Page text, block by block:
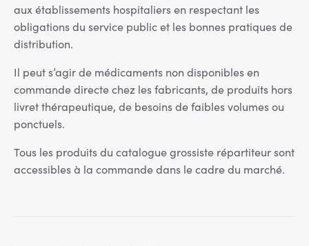
aux établissements hospitaliers en respectant les
obligations du service public et les bonnes pratiques de
distribution.
Il peut s’agir de médicaments non disponibles en
commande directe chez les fabricants, de produits hors
livret thérapeutique, de besoins de faibles volumes ou
ponctuels.
Tous les produits du catalogue grossiste répartiteur sont
accessibles à la commande dans le cadre du marché.